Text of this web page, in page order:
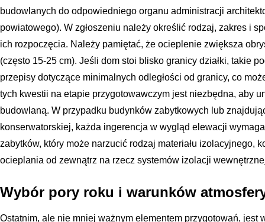
budowlanych do odpowiedniego organu administracji
powiatowego). W zgłoszeniu należy określić rodzaj, zakres i
ich rozpoczęcia. Należy pamiętać, że ocieplenie zwiększa
(często 15-25 cm). Jeśli dom stoi blisko granicy działki, takie
przepisy dotyczące minimalnych odległości od granicy, co
tych kwestii na etapie przygotowawczym jest niezbędna, aby
budowlaną. W przypadku budynków zabytkowych lub
konserwatorskiej, każda ingerencja w wygląd elewacji
zabytków, który może narzucić rodzaj materiału izolacyjnego,
ocieplania od zewnątrz na rzecz systemów izolacji
Wybór pory roku i warunków
Ostatnim, ale nie mniej ważnym elementem przygotowań, jest